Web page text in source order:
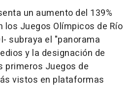
un aumento del 139%
los Juegos Olímpicos de Río
subraya el "panorama
y la designación de
primeros Juegos de
vistos en plataformas